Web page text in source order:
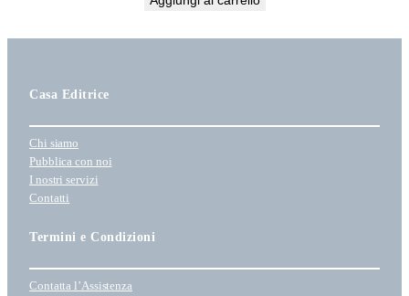
Casa Editrice
Chi siamo
Pubblica con noi
I nostri servizi
Contatti
Termini e Condizioni
Contatta l’Assistenza